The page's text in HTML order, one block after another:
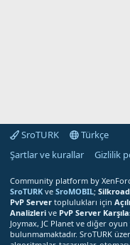
SroTURK
Türkçe
Şartlar ve kurallar
Gizlilik
Community platform by
SroTURK ve SroMOBIL;
PvP Server toplulukları için
Analizleri ve PvP Server
Joymax, JC Planet ve diğer
bulunmamaktadır. SroTURK